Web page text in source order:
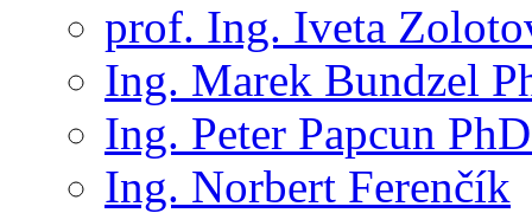
prof. Ing. Iveta
Ing. Marek Bundzel
Ing. Peter Papcun
Ing. Norbert Ferenčík